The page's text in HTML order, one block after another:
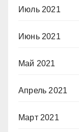
Июль 2021
Июнь 2021
Май 2021
Апрель 2021
Март 2021